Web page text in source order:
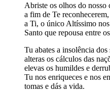
Abriste os olhos do nosso
a fim de Te reconhecerem,
a Ti, o único Altíssimo nos
Santo que repousa entre
Tu abates a insolência dos
alteras os cálculos das
elevas os humildes e
Tu nos enriqueces e nos
tomas e dás a vida.